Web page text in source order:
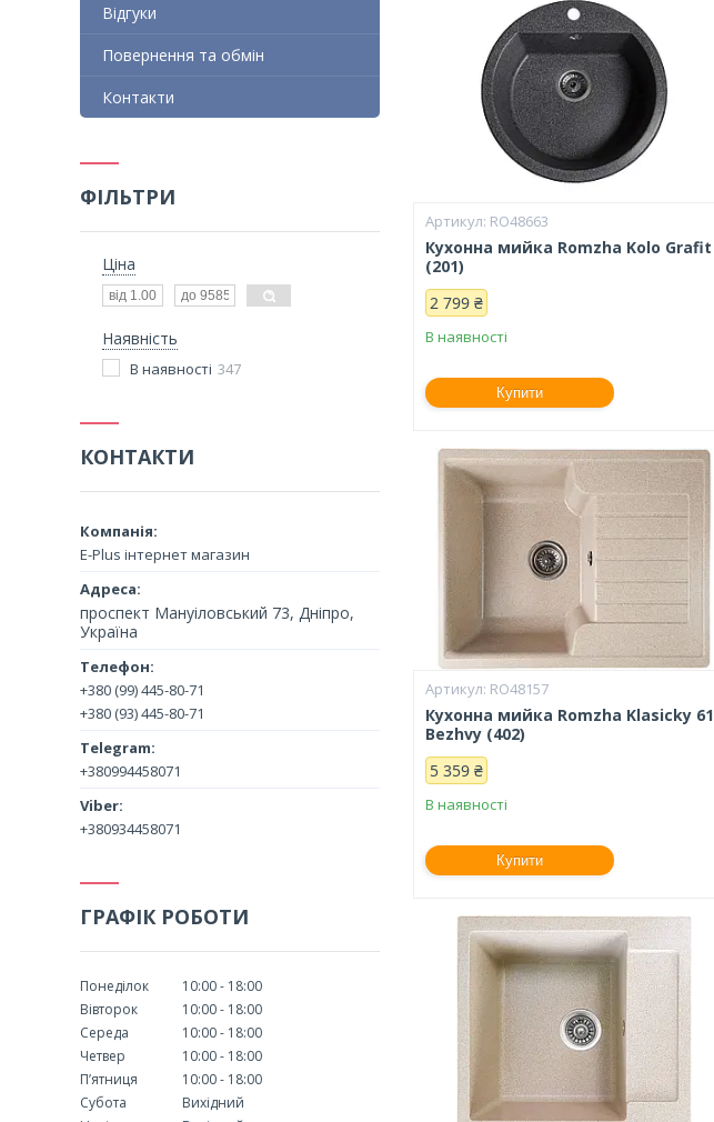
RO48663
Кухонна мийка Romzha Kolo Grafit
(201)
2 799 ₴
В наявності
Купити
RO48157
Кухонна мийка Romzha Klasicky 61
Bezhvy (402)
5 359 ₴
В наявності
Купити
Відгуки
Повернення та обмін
Контакти
ФІЛЬТРИ
Ціна
Наявність
В наявності 347
КОНТАКТИ
E-Plus інтернет магазин
проспект Мануіловський 73, Дніпро,
Україна
+380 (99) 445-80-71
+380 (93) 445-80-71
+380994458071
+380934458071
ГРАФІК РОБОТИ
Понеділок 10:00
18:00
Вівторок
10:00
18:00
Середа
10:00
18:00
Четвер
10:00
18:00
Пʼятниця
10:00
18:00
Субота
Вихідний